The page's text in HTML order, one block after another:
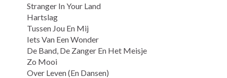
Stranger In Your Land
Hartslag
Tussen Jou En Mij
Iets Van Een Wonder
De Band, De Zanger En Het Meisje
Zo Mooi
Over Leven (En Dansen)